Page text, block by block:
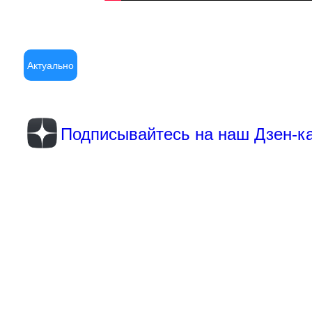
Актуально
Подписывайтесь на наш Дзен-